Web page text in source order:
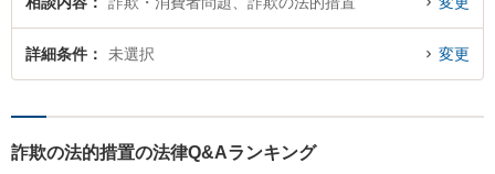
詳細条件 未選択 変更
詐欺の法的措置の法律Q&Aランキング